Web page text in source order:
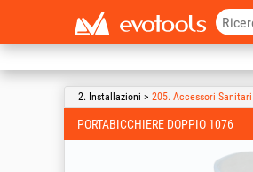
2. Installazioni > 205. Accessori Sanitari
PORTABICCHIERE DOPPIO 1076